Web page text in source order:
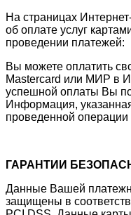
На страницах
об оплате услуг
проведении платежей:
Вы можете оплатить
Mastercard или МИР в
успешной оплаты Вы
Информация,
проведенной операции
ГАРАНТИИ
Данные Вашей
защищены в